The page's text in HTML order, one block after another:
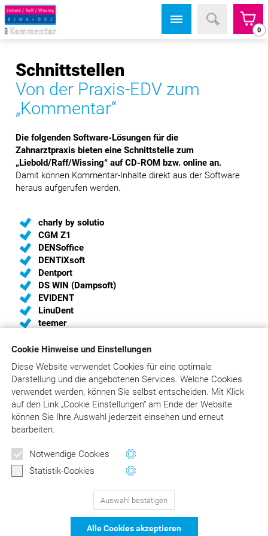
Cookie Hinweise und Einstellungen
Diese Website verwendet Cookies für eine optimale
Darstellung und die angebotenen Services. Welche Cookies
verwendet werden, können Sie selbst entscheiden. Mit Klick
aufden Link „Cookie Einstellungen“ am Ende der Website
können Sie Ihre Auswahl jederzeit einsehen und erneut
bearbeiten.
Notwendige Cookies
Statistik-Cookies
Auswahl bestätigen
Alle Cookies akzeptieren
0
Schnittstellen
Von der Praxis-EDV zum
„Kommentar“
Die folgenden Software-Lösungen für die
Zahnarztpraxis bieten eine Schnittstelle zum
„Liebold/Raff/Wissing“ auf CD-ROM bzw. online an.
Damit können Kommentar-Inhalte direkt aus der Software
heraus aufgerufen werden.
charly by solutio
CGM Z1
DENSoffice
DENTIXsoft
Dentport
DS WIN (Dampsoft)
EVIDENT
LinuDent
teemer
Sie sind Hersteller von Praxis-Software und haben
Interesse, eine Schnittstelle zum
„Liebold/Raff/Wissing“ einzurichten?
Wir unterstützen Sie gerne und liefern Ihnen die aktuelle
Schnittstellenbeschreibung. Bitte schreiben Sie an
129Bewertungen auf ProvenExpert.com